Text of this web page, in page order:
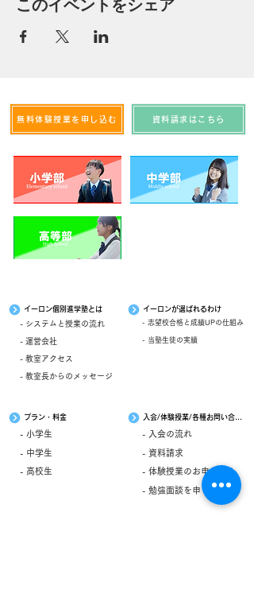
このイベントをシェア
無料体験授業を申し込む 資料請求はこちら
資料請求をする
イーロン個別進学塾とは
- システムと授業の流れ
イーロンが選ばれるわけ
- 志望校合格と成績UPの仕組み
- 教室長からのメッセージ
プラン・料金
- 小学生
- 中学生
- 高校生
入会/体験授業/各種お問い合わせ
- 入会の流れ
- 資料請求
- 体験授業のお申し込み
- 勉強面談を申し込む
- 運営会社
- 教室アクセス
- 当塾生徒の実績